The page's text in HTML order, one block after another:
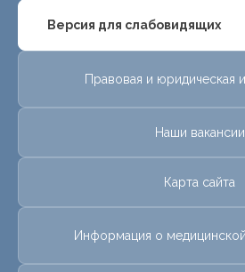
Версия для слабовидящих
Правовая и юридическая
Наши вакансии
Карта сайта
Информация о